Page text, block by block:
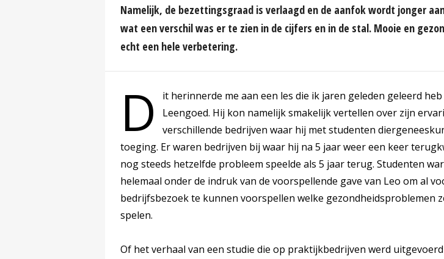
Namelijk, de bezettingsgraad is verlaagd en de aanfok wordt jonger
wat een verschil was er te zien in de cijfers en in de stal. Mooie en
echt een hele verbetering.
D
it herinnerde me aan een les die ik jaren geleden geleerd
Leengoed. Hij kon namelijk smakelijk vertellen over zijn
verschillende bedrijven waar hij met studenten
toeging. Er waren bedrijven bij waar hij na 5 jaar weer een keer
nog steeds hetzelfde probleem speelde als 5 jaar terug. Studenten
helemaal onder de indruk van de voorspellende gave van Leo om al
bedrijfsbezoek te kunnen voorspellen welke gezondheidsproblemen
spelen.
Of het verhaal van een studie die op praktijkbedrijven werd